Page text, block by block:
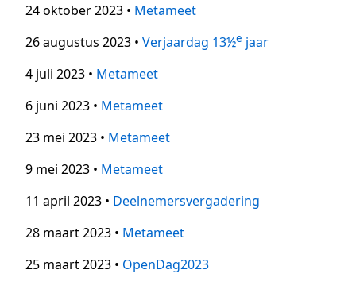
24 oktober 2023 • Metameet
26 augustus 2023 • Verjaardag 13½e jaar
4 juli 2023 • Metameet
6 juni 2023 • Metameet
23 mei 2023 • Metameet
9 mei 2023 • Metameet
11 april 2023 • Deelnemersvergadering
28 maart 2023 • Metameet
25 maart 2023 • OpenDag2023